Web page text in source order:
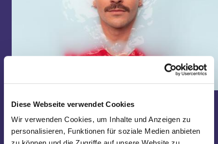
Diese Webseite verwendet Cookies
Wir verwenden Cookies, um Inhalte und Anzeigen zu
personalisieren, Funktionen für soziale Medien anbieten